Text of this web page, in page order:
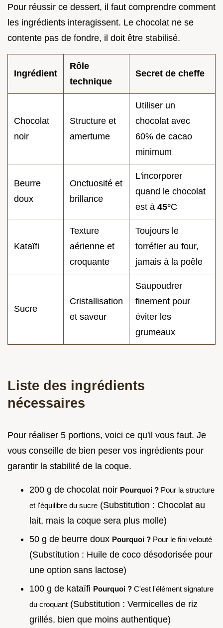
Pour réussir ce dessert, il faut comprendre comment
les ingrédients interagissent. Le chocolat ne se
contente pas de fondre, il doit être stabilisé.
Ingrédient
Rôle
technique
Secret de cheffe
Chocolat
noir
Structure et
amertume
Utiliser un
chocolat avec
60% de cacao
minimum
Beurre
doux
Onctuosité et
brillance
L'incorporer
quand le chocolat
est à 45°C
Kataïfi
Texture
aérienne et
croquante
Toujours le
torréfier au four,
jamais à la poêle
Sucre
Cristallisation
et saveur
Saupoudrer
finement pour
éviter les
grumeaux
Liste des ingrédients
nécessaires
Pour réaliser 5 portions, voici ce qu'il vous faut. Je
vous conseille de bien peser vos ingrédients pour
garantir la stabilité de la coque.
200 g de chocolat noir Pourquoi ? Pour la structure
et l'équilibre du sucre (Substitution : Chocolat au
lait, mais la coque sera plus molle)
50 g de beurre doux Pourquoi ? Pour le fini velouté
(Substitution : Huile de coco désodorisée pour
une option sans lactose)
100 g de kataïfi Pourquoi ? C'est l'élément signature
du croquant (Substitution : Vermicelles de riz
grillés, bien que moins authentique)